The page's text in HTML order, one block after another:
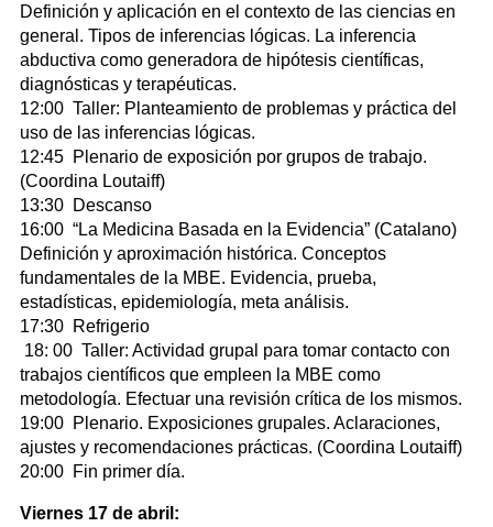
Definición y aplicación en el contexto de las ciencias en
general. Tipos de inferencias lógicas. La inferencia
abductiva como generadora de hipótesis científicas,
diagnósticas y terapéuticas.
12:00 Taller: Planteamiento de problemas y práctica del
uso de las inferencias lógicas.
12:45 Plenario de exposición por grupos de trabajo.
(Coordina Loutaiff)
13:30 Descanso
16:00 “La Medicina Basada en la Evidencia” (Catalano)
Definición y aproximación histórica. Conceptos
fundamentales de la MBE. Evidencia, prueba,
estadísticas, epidemiología, meta análisis.
17:30 Refrigerio
18: 00 Taller: Actividad grupal para tomar contacto con
trabajos científicos que empleen la MBE como
metodología. Efectuar una revisión crítica de los mismos.
19:00 Plenario. Exposiciones grupales. Aclaraciones,
ajustes y recomendaciones prácticas. (Coordina Loutaiff)
20:00 Fin primer día.
Viernes 17 de abril: